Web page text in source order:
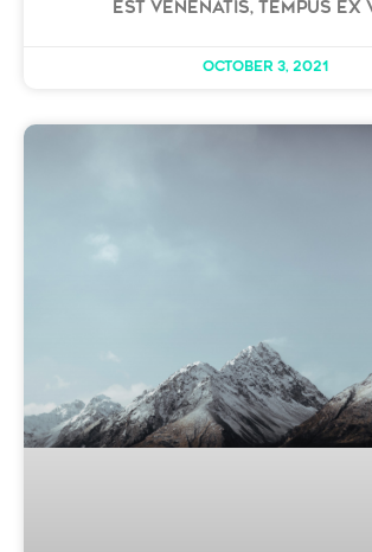
est venenatis, tempus ex
October 3, 2021